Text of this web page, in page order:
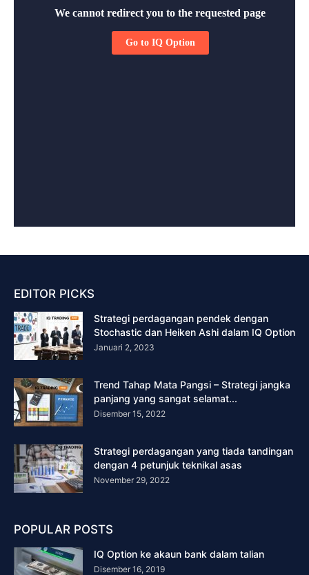
EDITOR PICKS
Strategi perdagangan pendek dengan
Stochastic dan Heiken Ashi dalam IQ Option
Januari 2, 2023
Trend Tahap Mata Pangsi – Strategi jangka
panjang yang sangat selamat...
Disember 15, 2022
Strategi perdagangan yang tiada tandingan
dengan 4 petunjuk teknikal asas
November 29, 2022
POPULAR POSTS
IQ Option ke akaun bank dalam talian
Disember 16, 2019